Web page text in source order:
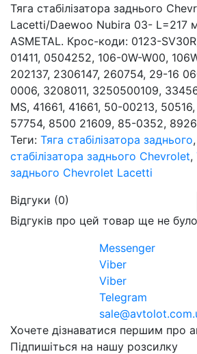
Тяга стабілізатора заднього
Lacetti/Daewoo Nubira 03- L=217
ASMETAL. Крос-коди: 0123-
01411, 0504252, 106-0W-W00,
202137, 2306147, 260754, 29-16
0006, 3208011, 3250500109,
MS, 41661, 41661, 50-00213,
57754, 8500 21609, 85-0352,
Теги: Тяга стабілізатора заднього,
стабілізатора заднього Chevrolet,
заднього Chevrolet Lacetti
Відгуки (0)
Відгуків про цей товар ще не
Messenger
Viber
Viber
Telegram
Хочете дізнаватися першим про
Підпишіться на нашу розсилку